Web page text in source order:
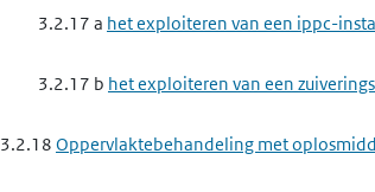
3.2.17 a het exploiteren van een ippc-
3.2.17 b het exploiteren van een
3.2.18 Oppervlaktebehandeling met